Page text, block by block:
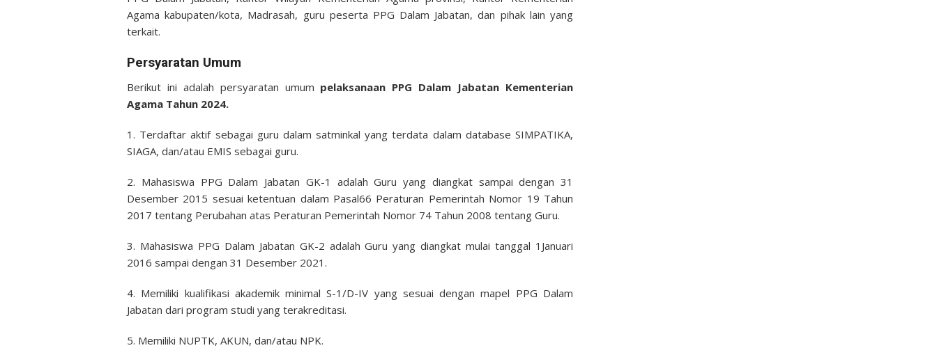
Agama kabupaten/kota, Madrasah, guru peserta PPG Dalam Jabatan, dan pihak lain yang
terkait.
Persyaratan Umum
Berikut ini adalah persyaratan umum pelaksanaan PPG Dalam Jabatan Kementerian
Agama Tahun 2024.
1. Terdaftar aktif sebagai guru dalam satminkal yang terdata dalam database SIMPATIKA,
SIAGA, dan/atau EMIS sebagai guru.
2. Mahasiswa PPG Dalam Jabatan GK-1 adalah Guru yang diangkat sampai dengan 31
Desember 2015 sesuai ketentuan dalam Pasal66 Peraturan Pemerintah Nomor 19 Tahun
2017 tentang Perubahan atas Peraturan Pemerintah Nomor 74 Tahun 2008 tentang Guru.
3. Mahasiswa PPG Dalam Jabatan GK-2 adalah Guru yang diangkat mulai tanggal 1Januari
2016 sampai dengan 31 Desember 2021.
4. Memiliki kualifikasi akademik minimal S-1/D-IV yang sesuai dengan mapel PPG Dalam
Jabatan dari program studi yang terakreditasi.
5. Memiliki NUPTK, AKUN, dan/atau NPK.